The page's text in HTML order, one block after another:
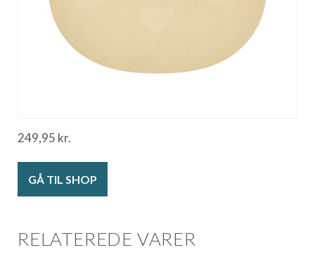
249,95 kr.
GÅ TIL SHOP
RELATEREDE VARER